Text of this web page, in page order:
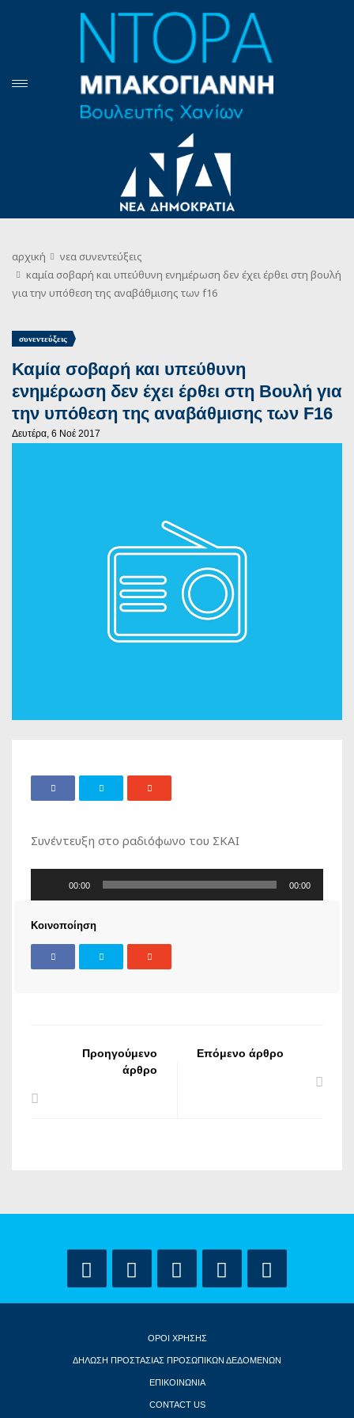
αρχική νεα συνεντεύξεις
καμία σοβαρή και υπεύθυνη ενημέρωση δεν έχει έρθει στη βουλή
για την υπόθεση της αναβάθμισης των f16
συνεντεύξεις
Καμία σοβαρή και υπεύθυνη
ενημέρωση δεν έχει έρθει στη Βουλή για
την υπόθεση της αναβάθμισης των F16
Δευτέρα, 6 Νοέ 2017
Συνέντευξη στο ραδιόφωνο του ΣΚΑΙ
00:00 00:00
Κοινοποίηση
Προηγούμενο
άρθρο
Επόμενο άρθρο
ΟΡΟΙ ΧΡΗΣΗΣ
ΔΗΛΩΣΗ ΠΡΟΣΤΑΣΙΑΣ ΠΡΟΣΩΠΙΚΩΝ ΔΕΔΟΜΕΝΩΝ
ΕΠΙΚΟΙΝΩΝΙΑ
CONTACT US